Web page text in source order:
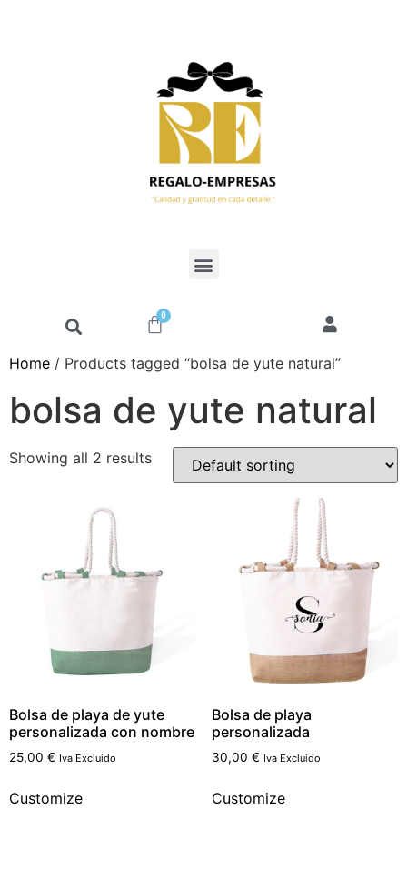
0
Home / Products tagged “bolsa de yute natural”
bolsa de yute natural
Showing all 2 results
Bolsa de playa de yute
personalizada con nombre
25,00 € Iva Excluido
Customize
Bolsa de playa
personalizada
30,00 € Iva Excluido
Customize